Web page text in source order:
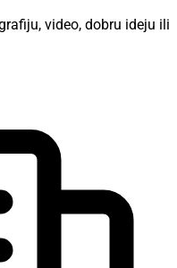
video, dobru ideju ili